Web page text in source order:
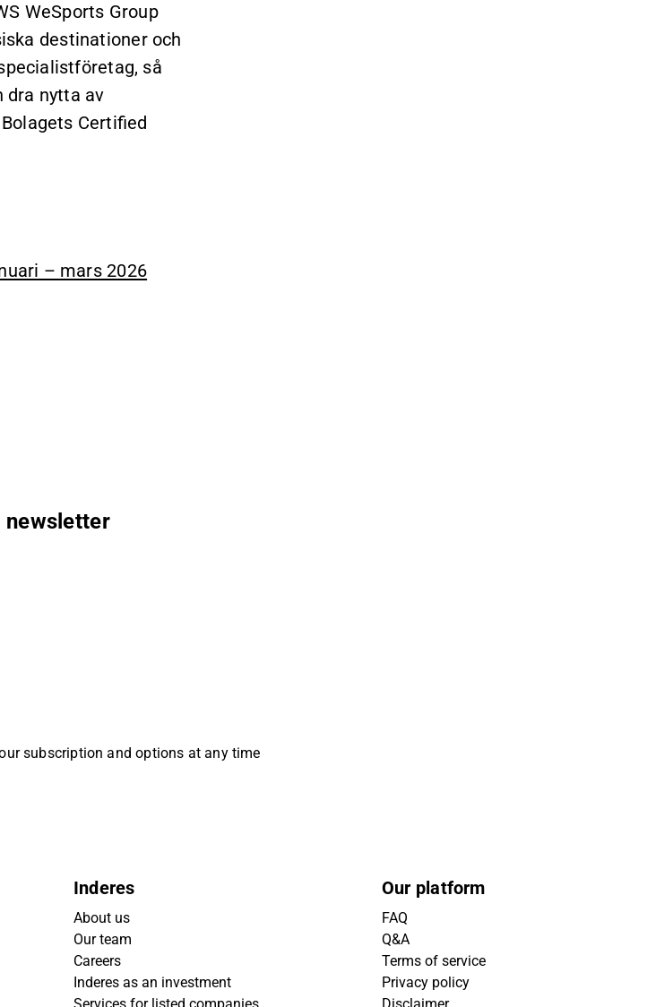
WeSports Group
destinationer och
så
dra nytta av
Certified
– mars 2026
newsletter
subscription and options at any time
Inderes
About us
Our team
Careers
Inderes as an investment
Our platform
FAQ
Q&A
Terms of service
Privacy policy